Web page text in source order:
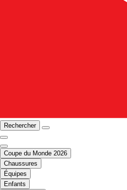
Rechercher
Coupe du Monde 2026
Chaussures
Équipes
Enfants